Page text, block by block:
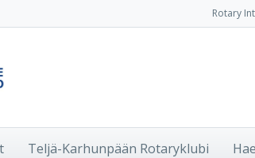
Rotary
Teljä-Karhunpään Rotaryklubi